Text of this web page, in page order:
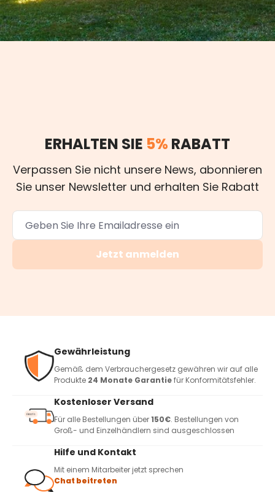
ERHALTEN SIE 5% RABATT
Verpassen Sie nicht unsere News, abonnieren
Sie unser Newsletter und erhalten Sie Rabatt
Jetzt anmelden
Gewährleistung
Gemäß dem Verbrauchergesetz gewähren wir auf alle
Produkte 24 Monate Garantiefür Konformitätsfehler.
Kostenloser Versand
Für alle Bestellungen über150€. Bestellungen von
Groß- und Einzelhändlern sind ausgeschlossen
Hilfe und Kontakt
Mit einem Mitarbeiter jetzt sprechen
Chat beitreten